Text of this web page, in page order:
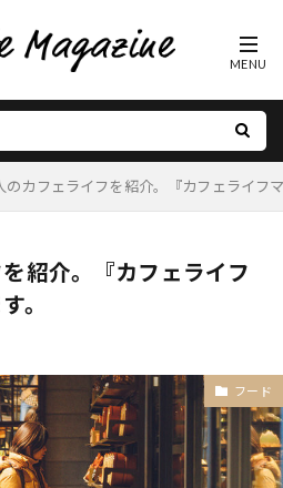
のカフェライフを紹介。『カフェライフ
紹介。『カフェライフ
。
フード